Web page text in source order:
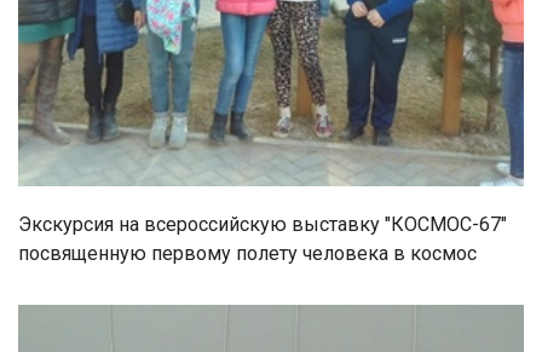
Экскурсия на всероссийскую выставку "КОСМОС-67"
посвященную первому полету человека в космос